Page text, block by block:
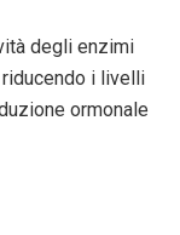
degli enzimi
i livelli
ormonale